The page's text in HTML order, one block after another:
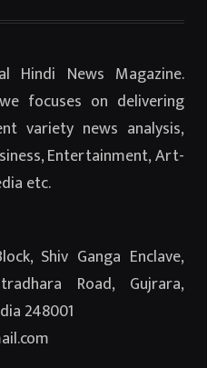
Hindi News Magazine.
focuses on delivering
variety news analysis,
Entertainment, Art-
etc.
Shiv Ganga Enclave,
Road, Gujrara,
248001